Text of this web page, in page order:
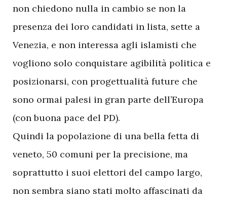
non chiedono nulla in cambio se non la
presenza dei loro candidati in lista, sette a
Venezia, e non interessa agli islamisti che
vogliono solo conquistare agibilità politica e
posizionarsi, con progettualità future che
sono ormai palesi in gran parte dell’Europa
(con buona pace del PD).
Quindi la popolazione di una bella fetta di
veneto, 50 comuni per la precisione, ma
soprattutto i suoi elettori del campo largo,
non sembra siano stati molto affascinati da